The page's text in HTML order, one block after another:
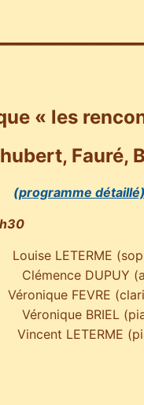
« les
Fauré,
(programme détaillé)
Louise LETERME
Clémence DUPUY
Véronique FEVRE
Véronique BRIEL
Vincent LETERME